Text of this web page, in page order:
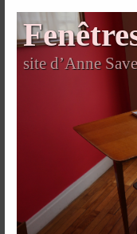
site d’Anne